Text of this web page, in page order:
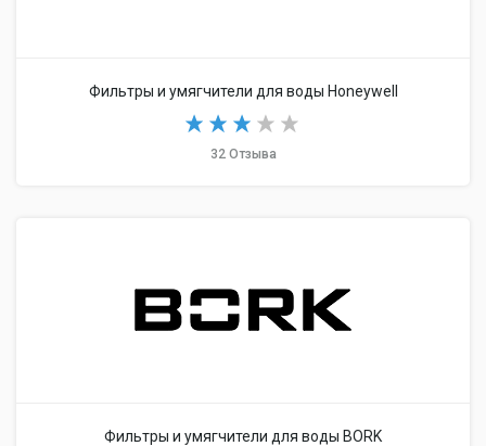
Фильтры и умягчители для воды Honeywell
32 Отзыва
Фильтры и умягчители для воды BORK